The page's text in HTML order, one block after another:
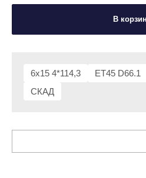
6x15 4*114,3 ET45 D66.1
СКАД
В